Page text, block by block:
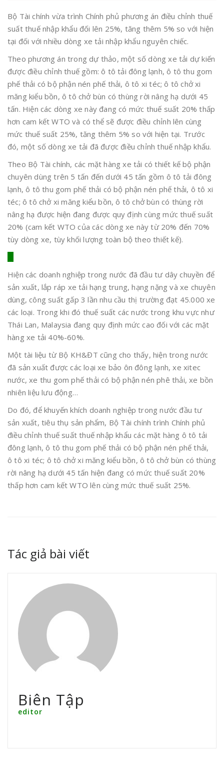
Bộ Tài chính vừa trình Chính phủ phương án điều chỉnh thuế
suất thuế nhập khẩu đối lên 25%, tăng thêm 5% so với hiện
tại đối với nhiều dòng xe tải nhập khẩu nguyên chiếc.
Theo phương án trong dự thảo, một số dòng xe tải dự kiến
được điều chỉnh thuế gồm: ô tô tải đông lạnh, ô tô thu gom
phế thải có bộ phận nén phế thải, ô tô xi téc; ô tô chở xi
măng kiểu bồn, ô tô chở bùn có thùng rời nâng hạ dưới 45
tấn. Hiện các dòng xe này đang có mức thuế suất 20% thấp
hơn cam kết WTO và có thể sẽ được điều chỉnh lên cùng
mức thuế suất 25%, tăng thêm 5% so với hiện tại. Trước
đó, một số dòng xe tải đã được điều chỉnh thuế nhập khẩu.
Theo Bộ Tài chính, các mặt hàng xe tải có thiết kế bộ phận
chuyên dùng trên 5 tấn đến dưới 45 tấn gồm ô tô tải đông
lạnh, ô tô thu gom phế thải có bộ phận nén phế thải, ô tô xi
téc; ô tô chở xi măng kiểu bồn, ô tô chở bùn có thùng rời
nâng hạ được hiện đang được quy định cùng mức thuế suất
20% (cam kết WTO của các dòng xe này từ 20% đến 70%
tùy dòng xe, tùy khối lượng toàn bộ theo thiết kế).
Hiện các doanh nghiệp trong nước đã đầu tư dây chuyền để
sản xuất, lắp ráp xe tải hạng trung, hạng nặng và xe chuyên
dùng, công suất gấp 3 lần nhu cầu thị trường đạt 45.000 xe
các loại. Trong khi đó thuế suất các nước trong khu vực như
Thái Lan, Malaysia đang quy định mức cao đối với các mặt
hàng xe tải 40%-60%.
Một tài liệu từ Bộ KH&ĐT cũng cho thấy, hiện trong nước
đã sản xuất được các loại xe bảo ôn đông lạnh, xe xitec
nước, xe thu gom phế thải có bộ phận nén phê thải, xe bồn
nhiên liệu lưu động…
Do đó, để khuyến khích doanh nghiệp trong nước đầu tư
sản xuất, tiêu thụ sản phẩm, Bộ Tài chính trình Chính phủ
điều chỉnh thuế suất thuế nhập khẩu các mặt hàng ô tô tải
đông lạnh, ô tô thu gom phế thải có bộ phận nén phế thải,
ô tô xi téc; ô tô chở xi măng kiểu bồn, ô tô chở bùn có thùng
rời nâng hạ dưới 45 tấn hiện đang có mức thuế suất 20%
thấp hơn cam kết WTO lên cùng mức thuế suất 25%.
Tác giả bài viết
Biên Tập
editor